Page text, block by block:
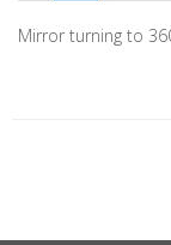
Mirror turning to